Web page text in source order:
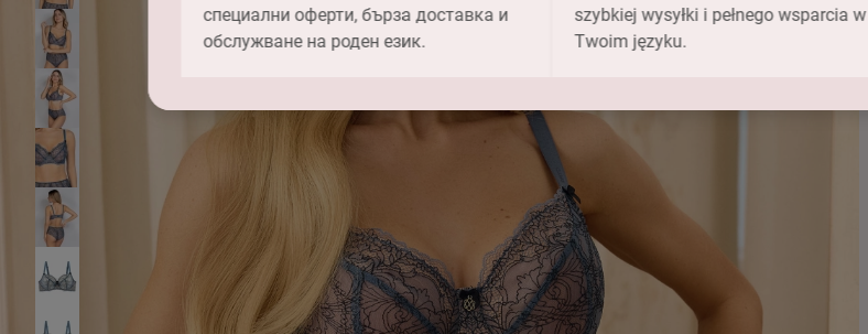
специални оферти, бърза доставка и
обслужване на роден език.
szybkiej wysyłki i pełnego wsparcia w
Twoim języku.